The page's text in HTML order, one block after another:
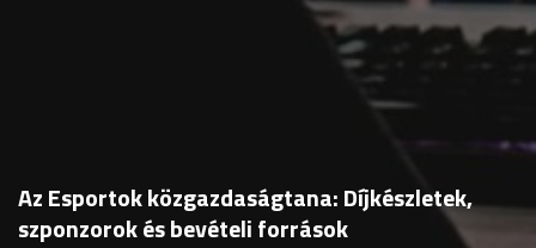
Az Esportok közgazdaságtana: Díjkészletek,
szponzorok és bevételi források